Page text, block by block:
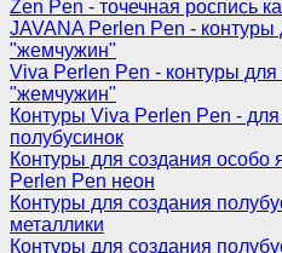
Zen Pen - точечная роспись
JAVANA Perlen Pen - контуры
"жемчужин"
Viva Perlen Pen - контуры
"жемчужин"
Контуры Viva Perlen Pen -
полубусинок
Контуры для создания особо
Perlen Pen неон
Контуры для создания
металлики
Контуры для создания